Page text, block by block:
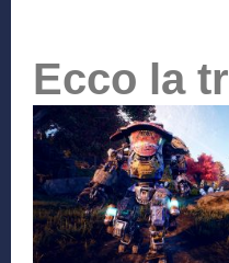
Ecco la tr